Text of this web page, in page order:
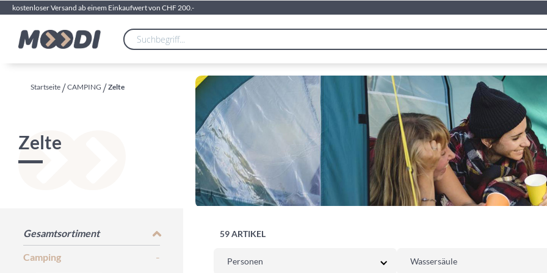
kostenloser Versand ab einem Einkaufwert von CHF 200.-
59ARTIKEL
Personen Wassersäule
Startseite CAMPING Zelte
Zelte
Gesamtsortiment
Camping